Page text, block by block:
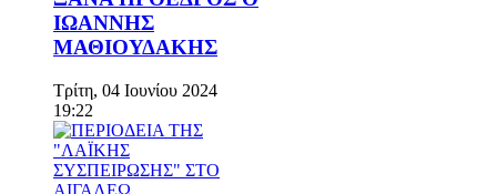
ΙΩΑΝΝΗΣ
ΜΑΘΙΟΥΔΑΚΗΣ
Τρίτη, 04 Ιουνίου 2024
19:22